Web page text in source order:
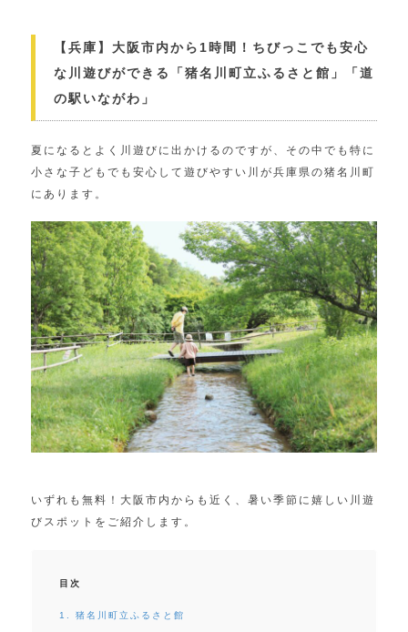
【兵庫】大阪市内から1時間！ちびっこでも安心
な川遊びができる「猪名川町立ふるさと館」「道
の駅いながわ」
夏になるとよく川遊びに出かけるのですが、その中でも特に
小さな子どもでも安心して遊びやすい川が兵庫県の猪名川町
にあります。
いずれも無料！大阪市内からも近く、暑い季節に嬉しい川遊
びスポットをご紹介します。
目次
1. 猪名川町立ふるさと館